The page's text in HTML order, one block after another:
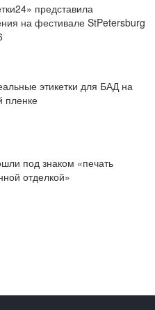
представила
на фестивале StPetersburg
этикетки для БАД на
пленке
под знаком «печать
отделкой»